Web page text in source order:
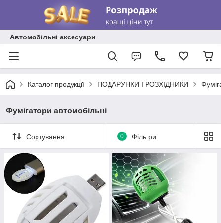
Автомобільні аксесуари
Каталог продукції ПОДАРУНКИ І РОЗХІДНИКИ
Фумігатори автомобільні
Сортування 0 Фільтри